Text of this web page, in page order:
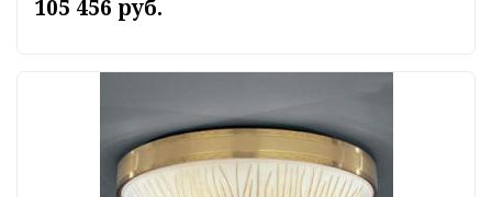
105 456 руб.